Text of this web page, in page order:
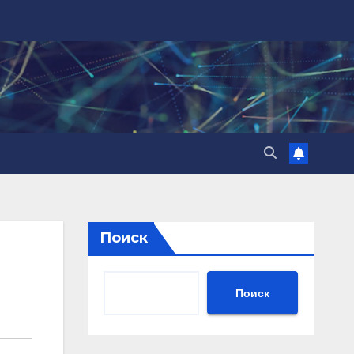
Поиск
Поиск